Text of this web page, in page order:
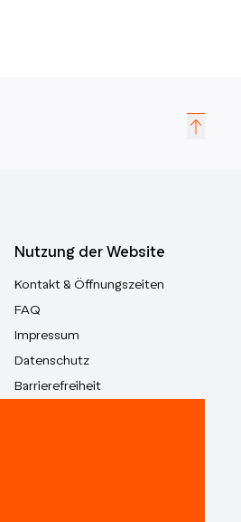
Nutzung der Website
Kontakt & Öffnungszeiten
FAQ
Impressum
Datenschutz
Barrierefreiheit